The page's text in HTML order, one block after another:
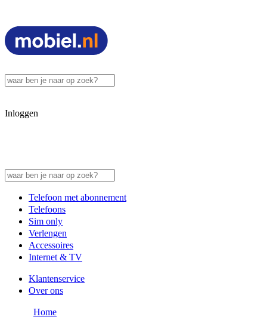
Inloggen
Telefoon met abonnement
Telefoons
Sim only
Verlengen
Accessoires
Internet & TV
Klantenservice
Over ons
Home